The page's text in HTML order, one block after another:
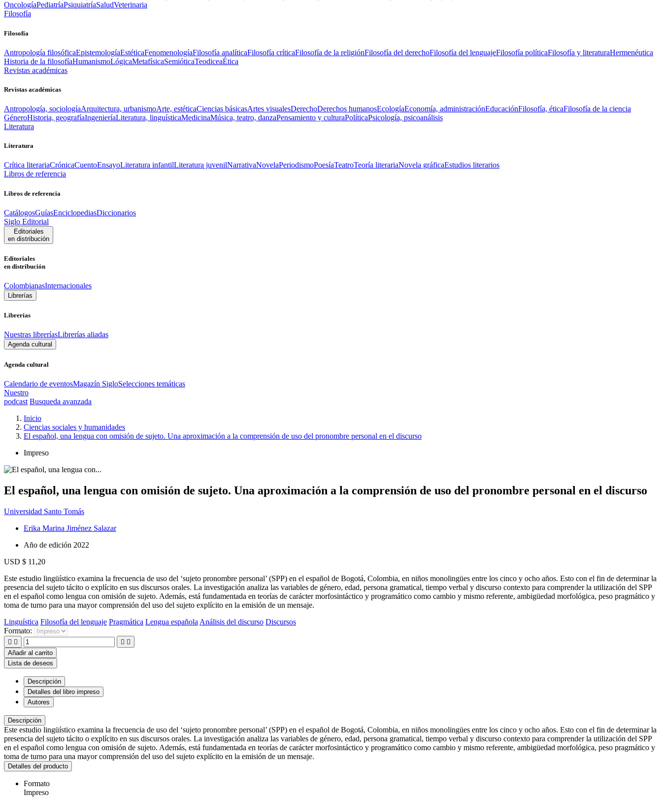
OncologíaPediatríaPsiquiatríaSaludVeterinaria
Filosofía
Filosofía
Antropología filosóficaEpistemologíaEstéticaFenomenologíaFilosofía analíticaFilosofía críticaFilosofía de la religiónFilosofía del derechoFilosofía del lenguajeFilosofía políticaFilosofía y literaturaHermenéutica
Historia de la filosofíaHumanismoLógicaMetafísicaSemióticaTeodiceaÉtica
Revistas académicas
Revistas académicas
Antropología, sociologíaArquitectura, urbanismoArte, estéticaCiencias básicasArtes visualesDerechoDerechos humanosEcologíaEconomía, administraciónEducaciónFilosofía, éticaFilosofía de la ciencia
GéneroHistoria, geografíaIngenieríaLiteratura, linguísticaMedicinaMúsica, teatro, danzaPensamiento y culturaPolíticaPsicología, psicoanálisis
Literatura
Literatura
Crítica literariaCrónicaCuentoEnsayoLiteratura infantilLiteratura juvenilNarrativaNovelaPeriodismoPoesíaTeatroTeoría literariaNovela gráficaEstudios literarios
Libros de referencia
Libros de referencia
CatálogosGuíasEnciclopediasDiccionarios
Siglo Editorial
Editoriales
en distribución
Editoriales
en distribución
ColombianasInternacionales
Librerías
Librerías
Nuestras libreríasLibrerías aliadas
Agenda cultural
Agenda cultural
Calendario de eventosMagazín SigloSelecciones temáticas
Nuestro
podcast Busqueda avanzada
Inicio
Ciencias sociales y humanidades
El español, una lengua con omisión de sujeto. Una aproximación a la comprensión de uso del pronombre personal en el discurso
Impreso
El español, una lengua con omisión de sujeto. Una aproximación a la comprensión de uso del pronombre personal en el discurso
Universidad Santo Tomás
Erika Marina Jiménez Salazar
Año de edición 2022
USD $ 11,20
Este estudio lingüístico examina la frecuencia de uso del ‘sujeto pronombre personal’ (SPP) en el español de Bogotá, Colombia, en niños monolingües entre los cinco y ocho años. Esto con el fin de determinar la
presencia del sujeto tácito o explícito en sus discursos orales. La investigación analiza las variables de género, edad, persona gramatical, tiempo verbal y discurso contexto para comprender la utilización del SPP
en el español como lengua con omisión de sujeto. Además, está fundamentada en teorías de carácter morfosintáctico y programático como cambio y mismo referente, ambigüedad morfológica, peso pragmático y
toma de turno para una mayor comprensión del uso del sujeto explícito en la emisión de un mensaje.
Linguística Filosofía del lenguaje Pragmática Lengua española Análisis del discurso Discursos
Formato:
   
Añadir al carrito
Lista de deseos
Descripción
Detalles del libro impreso
Autores
Descripción
Este estudio lingüístico examina la frecuencia de uso del ‘sujeto pronombre personal’ (SPP) en el español de Bogotá, Colombia, en niños monolingües entre los cinco y ocho años. Esto con el fin de determinar la
presencia del sujeto tácito o explícito en sus discursos orales. La investigación analiza las variables de género, edad, persona gramatical, tiempo verbal y discurso contexto para comprender la utilización del SPP
en el español como lengua con omisión de sujeto. Además, está fundamentada en teorías de carácter morfosintáctico y programático como cambio y mismo referente, ambigüedad morfológica, peso pragmático y
toma de turno para una mayor comprensión del uso del sujeto explícito en la emisión de un mensaje.
Detalles del producto
Formato
Impreso